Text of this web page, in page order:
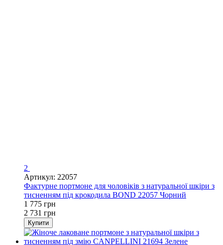
2
Артикул: 22057
Фактурне портмоне для чоловіків з натуральної шкіри з
тисненням під крокодила BOND 22057 Чорний
1 775 грн
2 731 грн
Купити